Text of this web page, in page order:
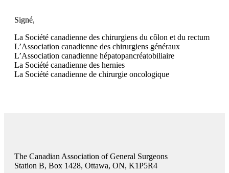
Signé,
La Société canadienne des chirurgiens du côlon et du rectum
L’Association canadienne des chirurgiens généraux
L’Association canadienne hépatopancréatobiliaire
La Société canadienne des hernies
La Société canadienne de chirurgie oncologique
The Canadian Association of General Surgeons
Station B, Box 1428, Ottawa, ON, K1P5R4